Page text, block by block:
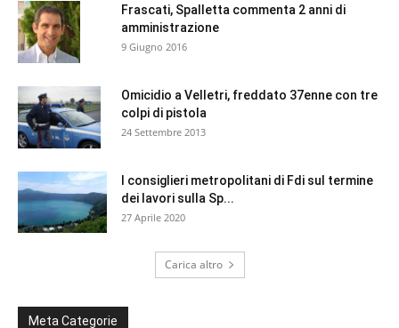
Frascati, Spalletta commenta 2 anni di
amministrazione
9 Giugno 2016
Omicidio a Velletri, freddato 37enne con tre
colpi di pistola
24 Settembre 2013
I consiglieri metropolitani di Fdi sul termine
dei lavori sulla Sp...
27 Aprile 2020
Carica altro
Meta Categorie